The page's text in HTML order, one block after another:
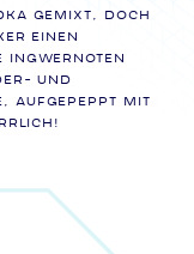
gemixt, doch
einen
Ingwernoten
und
aufgepeppt mit